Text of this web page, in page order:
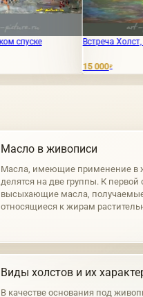
Встреча Холст, акрил
Масло в живописи
Масла, имеющие применение в
делятся на две группы. К
высыхающие масла,
относящиеся к жирам
Виды холстов и их
В качестве основания под